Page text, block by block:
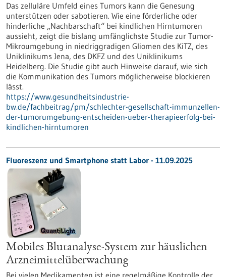
Das zelluläre Umfeld eines Tumors kann die Genesung
unterstützen oder sabotieren. Wie eine förderliche oder
hinderliche „Nachbarschaft“ bei kindlichen Hirntumoren
aussieht, zeigt die bislang umfänglichste Studie zur Tumor-
Mikroumgebung in niedriggradigen Gliomen des KiTZ, des
Uniklinikums Jena, des DKFZ und des Uniklinikums
Heidelberg. Die Studie gibt auch Hinweise darauf, wie sich
die Kommunikation des Tumors möglicherweise blockieren
lässt.
https://www.gesundheitsindustrie-
bw.de/fachbeitrag/pm/schlechter-gesellschaft-immunzellen-
der-tumorumgebung-entscheiden-ueber-therapieerfolg-bei-
kindlichen-hirntumoren
Fluoreszenz und Smartphone statt Labor - 11.09.2025
Mobiles Blutanalyse-System zur häuslichen
Arzneimittelüberwachung
Bei vielen Medikamenten ist eine regelmäßige Kontrolle der